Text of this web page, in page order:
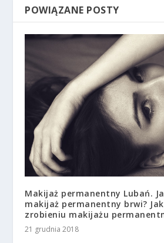
POWIĄZANE POSTY
Makijaż permanentny Lubań.
makijaż permanentny brwi?
zrobieniu makijażu
21 grudnia 2018